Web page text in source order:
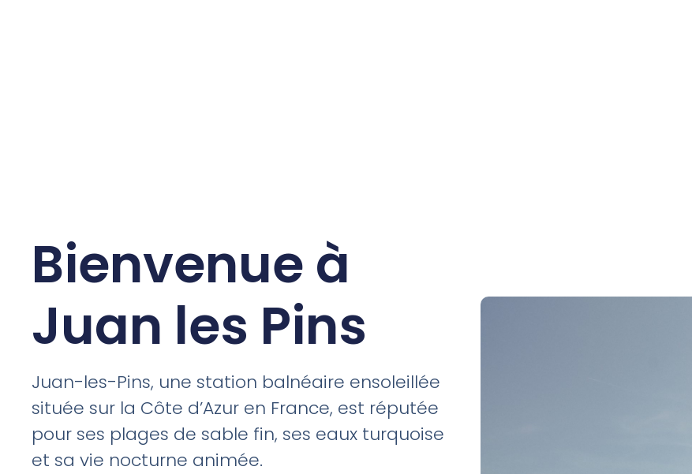
Bienvenue à
Juan les Pins
Juan-les-Pins, une station balnéaire ensoleillée
située sur la Côte d’Azur en France, est réputée
pour ses plages de sable fin, ses eaux turquoise
et sa vie nocturne animée.